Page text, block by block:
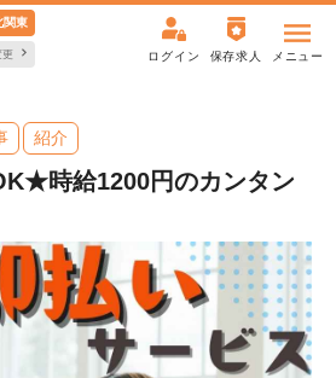
関東
更 ログイン 保存求人 メニュー
紹介
時給1200円のカンタン